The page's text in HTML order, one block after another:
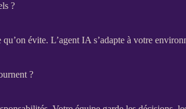
?
évite. L’agent IA s’adapte à votre
?